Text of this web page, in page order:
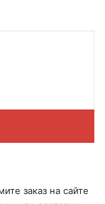
заказ на сайте